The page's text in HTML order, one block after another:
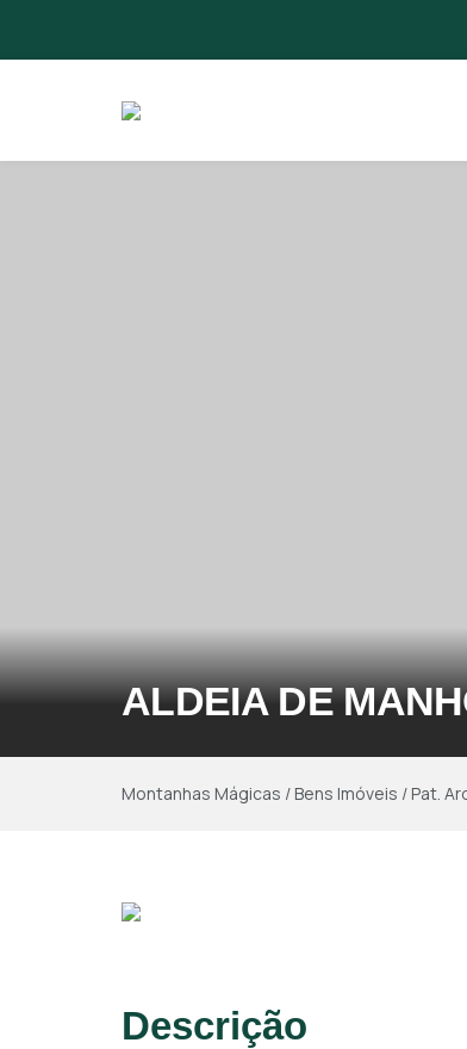
ALDEIA DE
Montanhas Mágicas /Bens Imóveis /Pat.
Descrição